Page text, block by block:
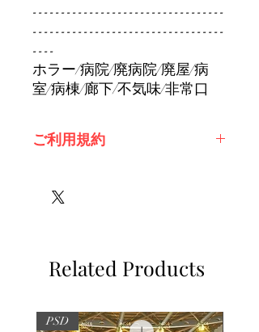
----------------------------------
----------------------------------
----
ホラー/病院/廃病院/廃屋/病
室/病棟/廊下/不気味/非常口
ご利用規約
Related Products
PSD